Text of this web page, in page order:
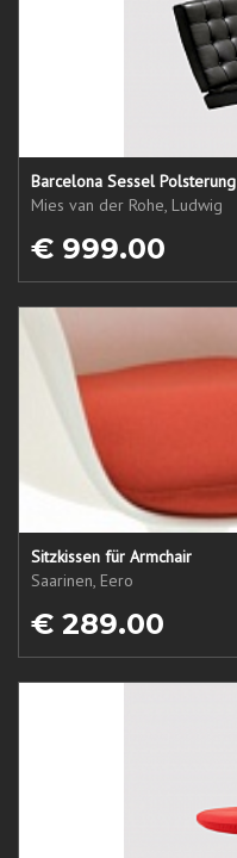
Barcelona Sessel Polsterung
Mies van der Rohe, Ludwig
€ 999.00
Sitzkissen für Armchair
Saarinen, Eero
€ 289.00